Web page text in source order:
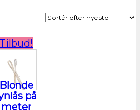
Tilbud!
Blonde
på
meter